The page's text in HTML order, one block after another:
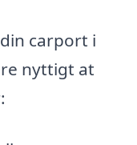
carport i
nyttigt at